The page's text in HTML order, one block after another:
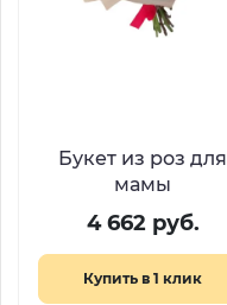
Букет из роз для
мамы
4 662 руб.
Купить в 1 клик